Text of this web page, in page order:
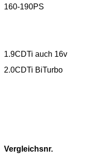
160-190PS
1.9CDTi auch 16v
2.0CDTi BiTurbo
Vergleichsnr.